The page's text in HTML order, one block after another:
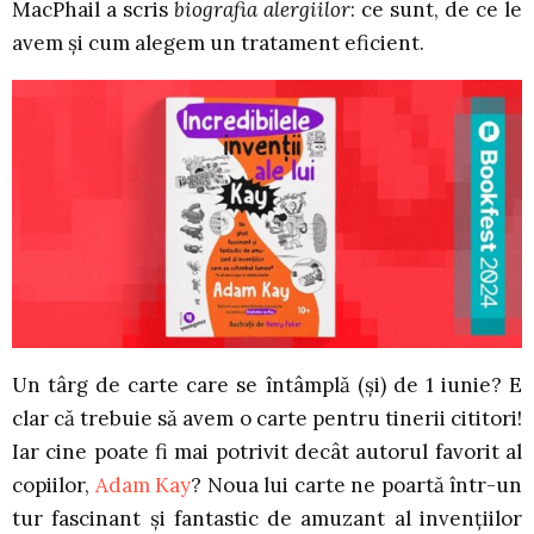
MacPhail a scris biografia alergiilor: ce sunt, de ce le
avem și cum alegem un tratament eficient.
Un târg de carte care se întâmplă (și) de 1 iunie? E
clar că trebuie să avem o carte pentru tinerii cititori!
Iar cine poate fi mai potrivit decât autorul favorit al
copiilor, Adam Kay? Noua lui carte ne poartă într-un
tur fascinant și fantastic de amuzant al invențiilor